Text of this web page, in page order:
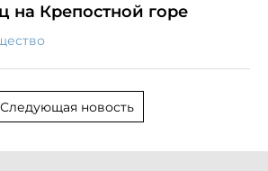
на Крепостной горе
Следующая новость